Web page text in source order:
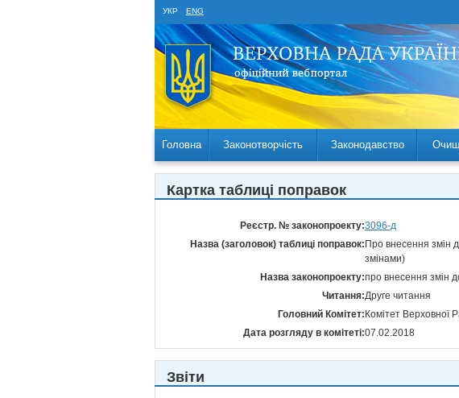
УКР ENG
Головна Законотворчість Законодавство
Картка таблиці поправок
Реєстр. № законопроекту:3096-д
Назва (заголовок) таблиці поправок: Про внесення змін
змінами)
Назва законопроекту:про внесення змін
Читання:Друге читання
Головний Комітет: Комітет Верховної
Дата розгляду в комітеті:07.02.2018
Звіти